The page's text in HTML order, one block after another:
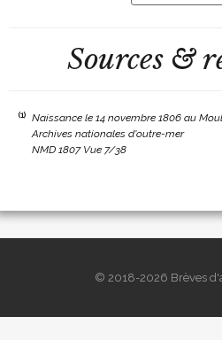
Sources &
(1)
Naissance le 14 novembre 1806 au
Archives nationales d'outre-mer
NMD 1807 Vue 7/38
© 2018-2026 Brèves